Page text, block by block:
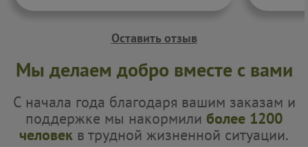
спасибо за внимательность к датам.
Оставить отзыв
Мы делаем добро вместе с вами
С начала года благодаря вашим заказам и
поддержке мы накормили более 1200
человек в трудной жизненной ситуации.